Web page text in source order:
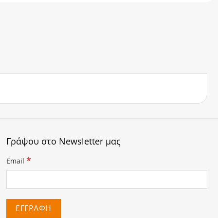
Γράψου στο Newsletter μας
Email *